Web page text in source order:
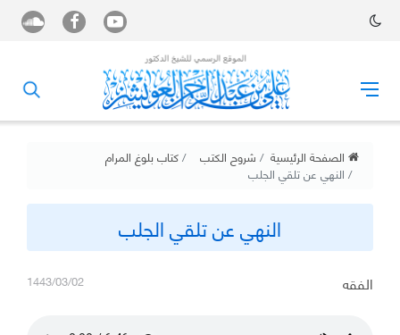
الصفحة الرئيسية شروح الكتب كتاب بلوغ المرام
النهي عن تلقي الجلب
النهي عن تلقي الجلب
1443/03/02 الفقه